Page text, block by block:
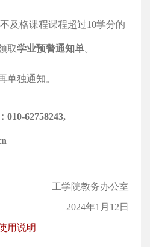
及格课程课程超过10学分的
取学业预警通知单。
单独通知。
010-62758243,
工学院教务办公室
2024年1月12日
用说明